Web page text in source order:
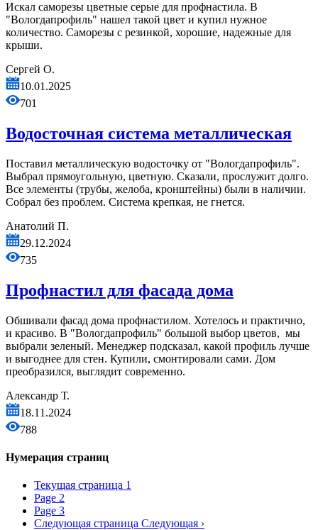
Искал саморезы цветные серые для профнастила. В
"Вологдапрофиль" нашел такой цвет и купил нужное
количество. Саморезы с резинкой, хорошие, надежные для
крыши.
Сергей О.
10.01.2025
701
Водосточная система металлическая
Поставил металлическую водосточку от "Вологдапрофиль".
Выбрал прямоугольную, цветную. Сказали, прослужит долго.
Все элементы (трубы, желоба, кронштейны) были в наличии.
Собрал без проблем. Система крепкая, не гнется.
Анатолий П.
29.12.2024
735
Профнастил для фасада дома
Обшивали фасад дома профнастилом. Хотелось и практично,
и красиво. В "Вологдапрофиль" большой выбор цветов, мы
выбрали зеленый. Менеджер подсказал, какой профиль лучше
и выгоднее для стен. Купили, смонтировали сами. Дом
преобразился, выглядит современно.
Александр Т.
18.11.2024
788
Нумерация страниц
Текущая страница 1
Page 2
Page 3
Следующая страница Следующая ›